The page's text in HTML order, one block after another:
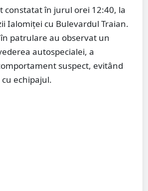
constatat în jurul orei 12:40, la
Ialomiței cu Bulevardul Traian.
patrulare au observat un
autospecialei, a
suspect, evitând
echipajul.